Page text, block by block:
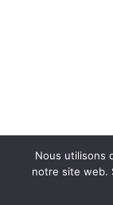
Nous utilisons
notre site web.